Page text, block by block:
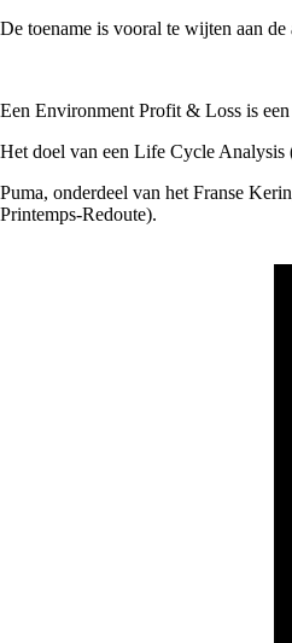
De toename is vooral te wijten aan
Een Environment Profit & Loss is
Het doel van een Life Cycle
Puma, onderdeel van het Franse
Printemps-Redoute).